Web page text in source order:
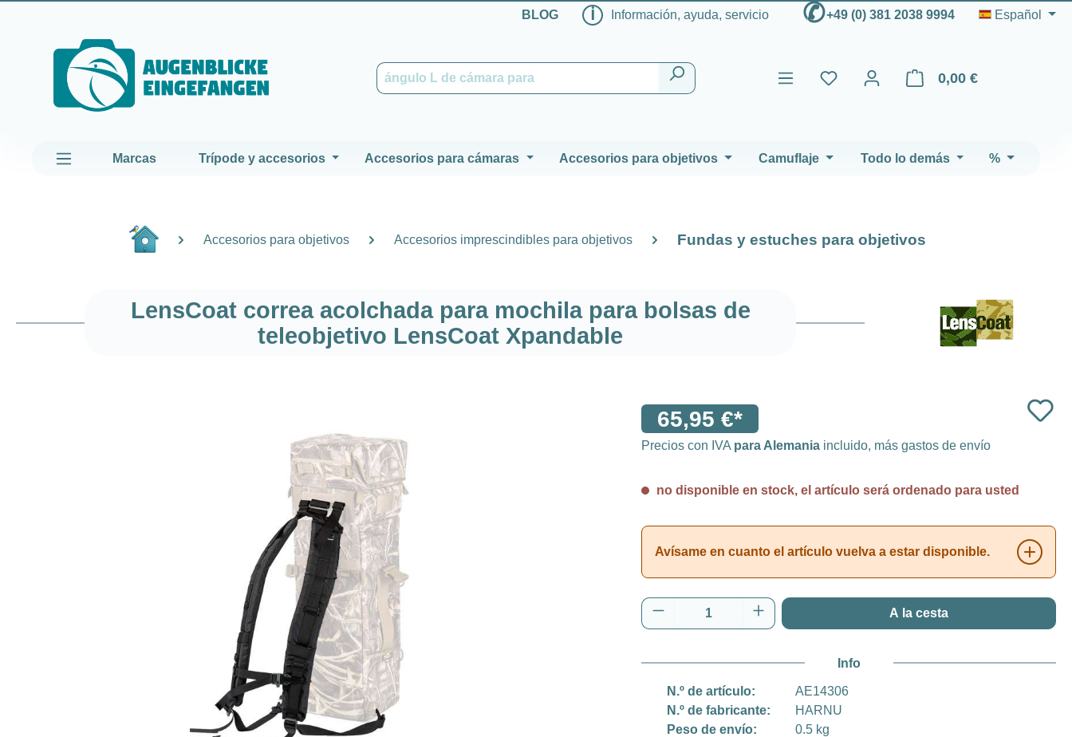
BLOG ℹ Información, ayuda, servicio ✆+49 (0) 381 2038 9994 Español
0,00 €
El carrito de compras
Marcas Trípode y accesorios Accesorios para cámaras Accesorios para objetivos Camuflaje Todo lo demás %
Accesorios para objetivos Accesorios imprescindibles para objetivos Fundas y estuches para objetivos
LensCoat correa acolchada para mochila para bolsas de
teleobjetivo LensCoat Xpandable
65,95 €*
Precios con IVA para Alemania incluido, más gastos de envío
no disponible en stock, el artículo será ordenado para usted
Avísame en cuanto el artículo vuelva a estar disponible.
Cantidad del producto: introduce la cantidad
A la cesta
Info
N.º de artículo:
AE14306
N.º de fabricante:
HARNU
Peso de envío:
0.5 kg